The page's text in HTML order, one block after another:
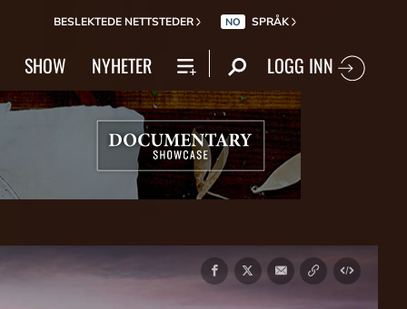
BESLEKTEDE NETTSTEDER NO SPRÅK
SHOW NYHETER LOGG INN